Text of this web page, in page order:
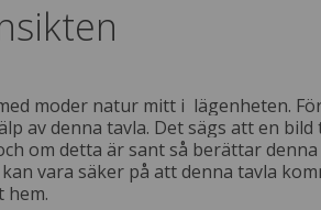
moder natur mitt i lägenheten.
av denna tavla. Det sägs att en
om detta är sant så berättar denna
vara säker på att denna tavla
hem.